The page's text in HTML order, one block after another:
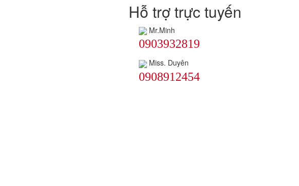
Hỗ trợ trực tuyến
Mr.Minh
0903932819
Miss. Duyên
0908912454